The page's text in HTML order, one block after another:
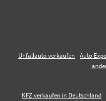
Unfallauto verkaufen Auto
KFZ verkaufen in Deutschland